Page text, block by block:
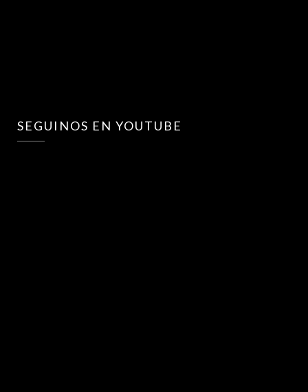
SEGUINOS EN YOUTUBE